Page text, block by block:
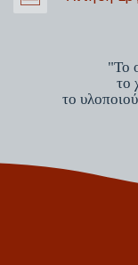
"Το
το
το